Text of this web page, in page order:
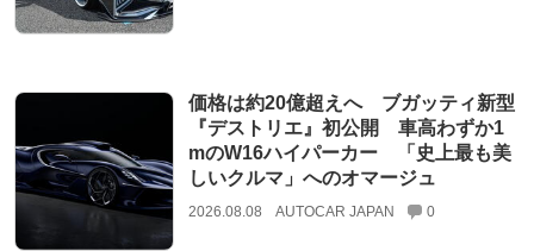
価格は約20億超えへ ブガッティ新型
『デストリエ』初公開 車高わずか1
mのW16ハイパーカー 「史上最も美
しいクルマ」へのオマージュ
2026.08.08 AUTOCAR JAPAN 0